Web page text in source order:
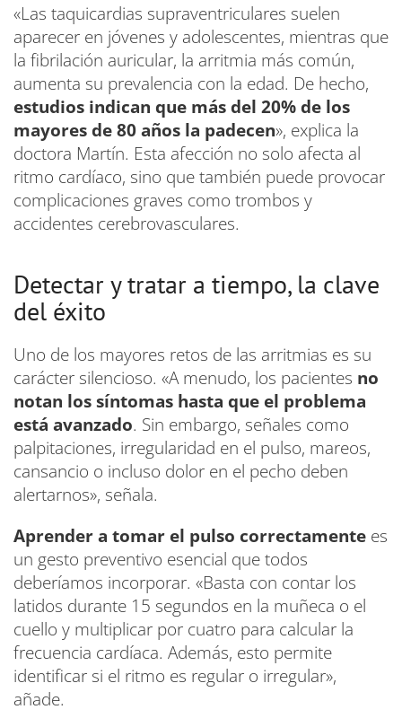
«Las taquicardias supraventriculares suelen
aparecer en jóvenes y adolescentes, mientras que
la fibrilación auricular, la arritmia más común,
aumenta su prevalencia con la edad. De hecho,
estudios indican que más del 20% de los
mayores de 80 años la padecen», explica la
doctora Martín. Esta afección no solo afecta al
ritmo cardíaco, sino que también puede provocar
complicaciones graves como trombos y
accidentes cerebrovasculares.
Detectar y tratar a tiempo, la clave
del éxito
Uno de los mayores retos de las arritmias es su
carácter silencioso. «A menudo, los pacientes no
notan los síntomas hasta que el problema
está avanzado. Sin embargo, señales como
palpitaciones, irregularidad en el pulso, mareos,
cansancio o incluso dolor en el pecho deben
alertarnos», señala.
Aprender a tomar el pulso correctamente es
un gesto preventivo esencial que todos
deberíamos incorporar. «Basta con contar los
latidos durante 15 segundos en la muñeca o el
cuello y multiplicar por cuatro para calcular la
frecuencia cardíaca. Además, esto permite
identificar si el ritmo es regular o irregular»,
añade.